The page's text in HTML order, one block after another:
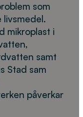
som
livsmedel.
mikroplast i
samt
Stad sam
påverkar